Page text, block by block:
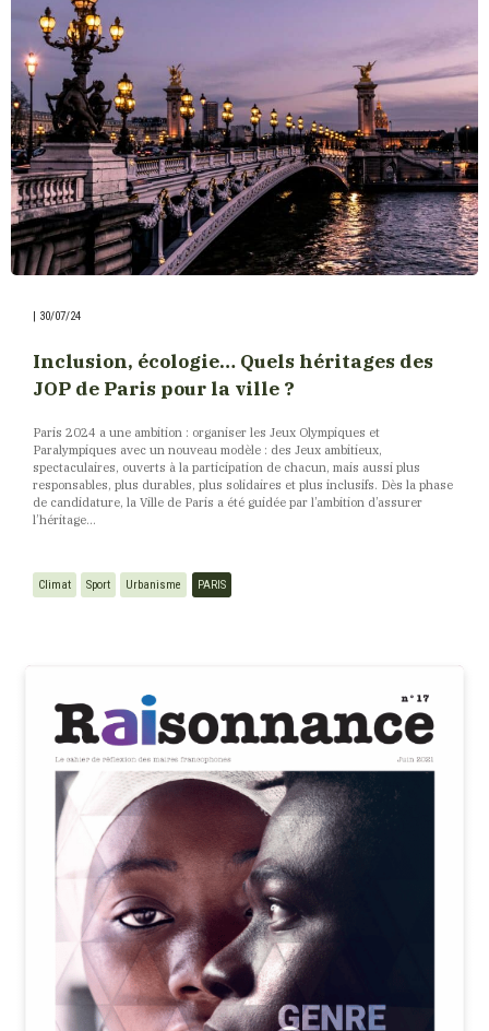
| 30/07/24
Inclusion, écologie… Quels héritages des
JOP de Paris pour la ville ?
Paris 2024 a une ambition : organiser les Jeux Olympiques et
Paralympiques avec un nouveau modèle : des Jeux ambitieux,
spectaculaires, ouverts à la participation de chacun, mais aussi plus
responsables, plus durables, plus solidaires et plus inclusifs. Dès la phase
de candidature, la Ville de Paris a été guidée par l’ambition d’assurer
l’héritage...
Climat Sport Urbanisme PARIS